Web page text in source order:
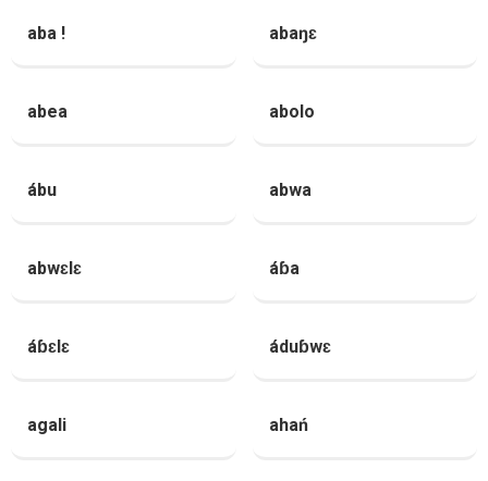
aba ! abaŋɛ
abea abolo
ábu abwa
abwɛlɛ áɓa
áɓɛlɛ áduɓwɛ
agali ahań